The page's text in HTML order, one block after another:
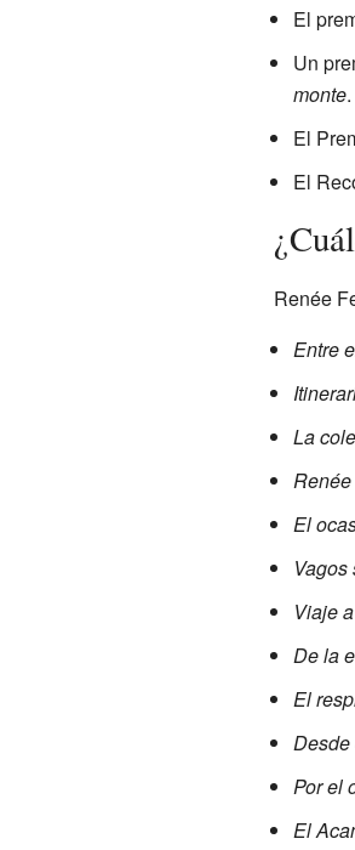
El
Un
monte.
El
El
Renée
Entre
La
El
Vagos
Viaje
De la
El
Por el
El